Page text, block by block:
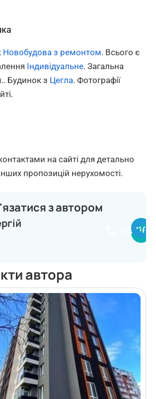
Новобудова з ремонтом. Всього є
Індивідуальне. Загальна
Будинок з Цегла. Фотографії
на сайті для детально
пропозицій нерухомості.
з автором
автора